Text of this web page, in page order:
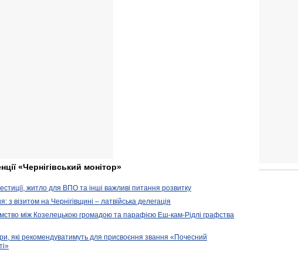
«Чернігівський монітор»
житло для ВПО та інші важливі питання розвитку
з візитом на Чернігівщині – латвійська делегація
між Козелецькою громадою та парафією Еш-кам-Рідлі графства
які рекомендуватимуть для присвоєння звання «Почесний